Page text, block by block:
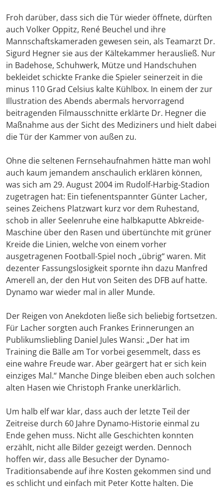
Froh darüber, dass sich die Tür wieder öffnete, dürften
auch Volker Oppitz, René Beuchel und ihre
Mannschaftskameraden gewesen sein, als Teamarzt Dr.
Sigurd Hegner sie aus der Kältekammer herausließ. Nur
in Badehose, Schuhwerk, Mütze und Handschuhen
bekleidet schickte Franke die Spieler seinerzeit in die
minus 110 Grad Celsius kalte Kühlbox. In einem der zur
Illustration des Abends abermals hervorragend
beitragenden Filmausschnitte erklärte Dr. Hegner die
Maßnahme aus der Sicht des Mediziners und hielt dabei
die Tür der Kammer von außen zu.
Ohne die seltenen Fernsehaufnahmen hätte man wohl
auch kaum jemandem anschaulich erklären können,
was sich am 29. August 2004 im Rudolf-Harbig-Stadion
zugetragen hat: Ein tiefenentspannter Günter Lacher,
seines Zeichens Platzwart kurz vor dem Ruhestand,
schob in aller Seelenruhe eine halbkaputte Abkreide-
Maschine über den Rasen und übertünchte mit grüner
Kreide die Linien, welche von einem vorher
ausgetragenen Football-Spiel noch „übrig“ waren. Mit
dezenter Fassungslosigkeit spornte ihn dazu Manfred
Amerell an, der den Hut von Seiten des DFB auf hatte.
Dynamo war wieder mal in aller Munde.
Der Reigen von Anekdoten ließe sich beliebig fortsetzen.
Für Lacher sorgten auch Frankes Erinnerungen an
Publikumsliebling Daniel Jules Wansi: „Der hat im
Training die Bälle am Tor vorbei gesemmelt, dass es
eine wahre Freude war. Aber geärgert hat er sich kein
einziges Mal.“ Manche Dinge bleiben eben auch solchen
alten Hasen wie Christoph Franke unerklärlich.
Um halb elf war klar, dass auch der letzte Teil der
Zeitreise durch 60 Jahre Dynamo-Historie einmal zu
Ende gehen muss. Nicht alle Geschichten konnten
erzählt, nicht alle Bilder gezeigt werden. Dennoch
hoffen wir, dass alle Besucher der Dynamo-
Traditionsabende auf ihre Kosten gekommen sind und
es schlicht und einfach mit Peter Kotte halten. Die